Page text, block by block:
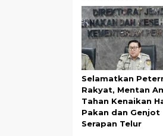
Selamatkan
Rakyat, Mentan
Tahan Kenaikan
Pakan dan Genjot
Serapan Telur